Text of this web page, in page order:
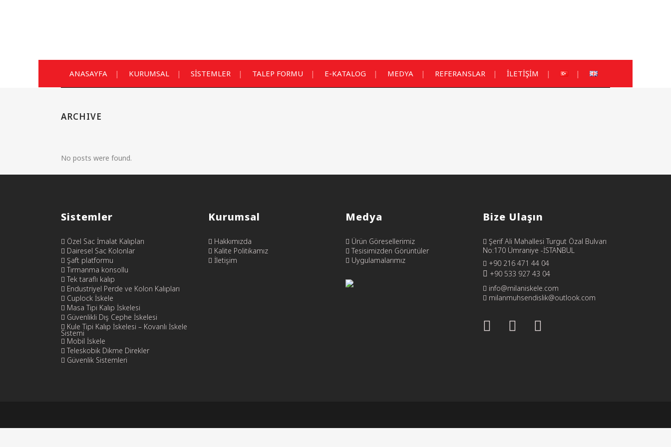
ANASAYFA KURUMSAL SİSTEMLER TALEP FORMU E-KATALOG MEDYA REFERANSLAR İLETİŞİM
ARCHIVE
No posts were found.
Sistemler
Özel Sac İmalat Kalıpları
Dairesel Sac Kolonlar
Şaft platformu
Tırmanma konsollu
Tek taraflı kalıp
Endustriyel Perde ve Kolon Kalıpları
Cuplock İskele
Masa Tipi Kalıp İskelesi
Güvenlikli Dış Cephe İskelesi
Kule Tipi Kalıp İskelesi – Kovanlı İskele
Sistemi
Mobil İskele
Teleskobik Dikme Direkler
Güvenlik Sistemleri
Kurumsal
Hakkımızda
Kalite Politikamız
İletişim
Medya
Ürün Göresellerimiz
Tesisimizden Görüntüler
Uygulamalarımız
Bize Ulaşın
Şerif Ali Mahallesi Turgut Özal Bulvarı
No:170 Ümraniye -İSTANBUL
+90 216 471 44 04
+90 533 927 43 04
info@milaniskele.com
milanmuhsendislik@outlook.com